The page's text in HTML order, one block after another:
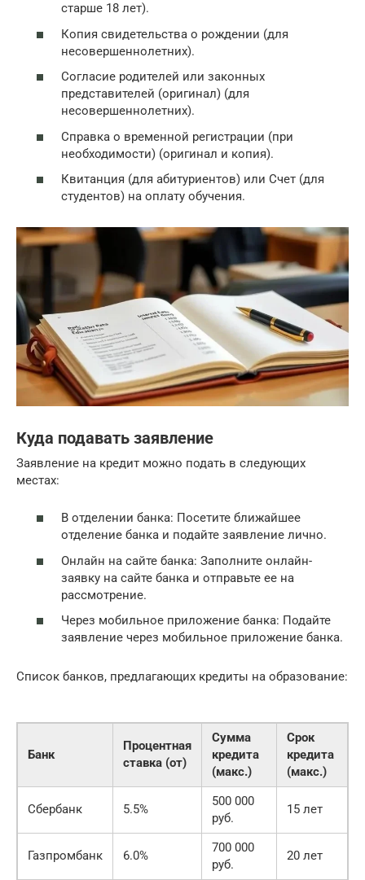
старше 18 лет).
Копия свидетельства о рождении (для
несовершеннолетних).
Согласие родителей или законных
представителей (оригинал) (для
несовершеннолетних).
Справка о временной регистрации (при
необходимости) (оригинал и копия).
Квитанция (для абитуриентов) или Счет (для
студентов) на оплату обучения.
Куда подавать заявление
Заявление на кредит можно подать в следующих
местах:
В отделении банка: Посетите ближайшее
отделение банка и подайте заявление лично.
Онлайн на сайте банка: Заполните онлайн-
заявку на сайте банка и отправьте ее на
рассмотрение.
Через мобильное приложение банка: Подайте
заявление через мобильное приложение банка.
Список банков, предлагающих кредиты на образование:
Банк
Процентная
ставка (от)
Сумма
кредита
(макс.)
Срок
кредита
(макс.)
Сбербанк 5.5%
500 000
руб.
15 лет
Газпромбанк 6.0%
700 000
руб.
20 лет